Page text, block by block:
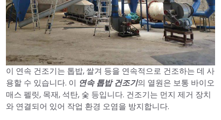
이 연속 건조기는 톱밥, 쌀겨 등을 연속적으로 건조하는 데 사
용할 수 있습니다. 이 연속 톱밥 건조기의 열원은 보통 바이오
매스 펠릿, 목재, 석탄, 숯 등입니다. 건조기는 먼지 제거 장치
와 연결되어 있어 작업 환경 오염을 방지합니다.